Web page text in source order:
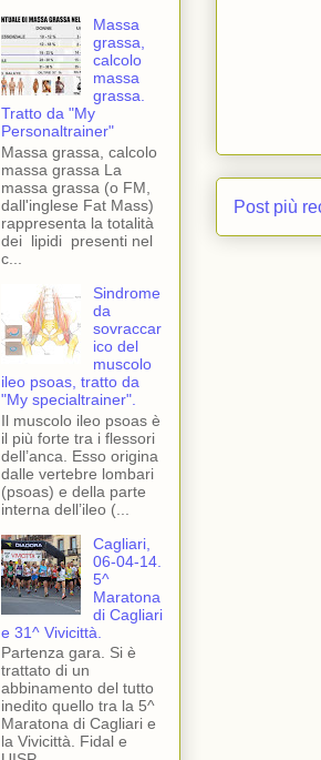
Post più
Massa
grassa,
calcolo
massa
grassa.
Tratto da "My
Personaltrainer"
Massa grassa, calcolo
massa grassa La
massa grassa (o FM,
dall'inglese Fat Mass)
rappresenta la totalità
dei lipidi presenti nel
c...
Sindrome
da
sovraccar
ico del
muscolo
ileo psoas, tratto da
"My specialtrainer".
Il muscolo ileo psoas è
il più forte tra i flessori
dell’anca. Esso origina
dalle vertebre lombari
(psoas) e della parte
interna dell’ileo (...
Cagliari,
06-04-14.
5^
Maratona
di Cagliari
e 31^ Vivicittà.
Partenza gara. Si è
trattato di un
abbinamento del tutto
inedito quello tra la 5^
Maratona di Cagliari e
la Vivicittà. Fidal e